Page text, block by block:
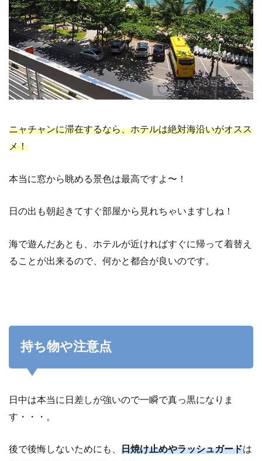
ニャチャンに滞在するなら、ホテルは絶対海沿いがオスス
メ！
本当に窓から眺める景色は最高ですよ〜！
日の出も朝起きてすぐ部屋から見れちゃいますしね！
海で遊んだあとも、ホテルが近ければすぐに帰って着替え
ることが出来るので、何かと都合が良いのです。
持ち物や注意点
日中は本当に日差しが強いので一瞬で真っ黒になりま
す・・・。
後で後悔しないためにも、 日焼け止めやラッシュガードは